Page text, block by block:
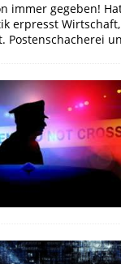
immer gegeben!
erpresst
Postenschacherei